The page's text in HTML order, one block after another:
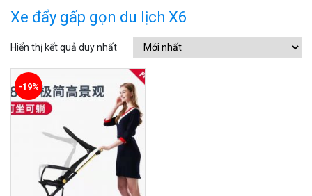
Xe đẩy gấp gọn du lịch X6
Hiển thị kết quả duy nhất
-19%